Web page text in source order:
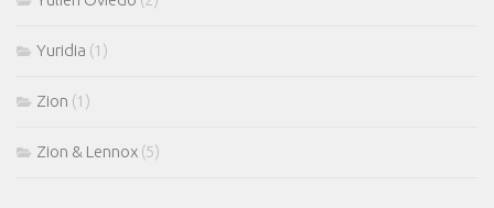
Yuridia (1)
Zion (1)
Zion & Lennox (5)